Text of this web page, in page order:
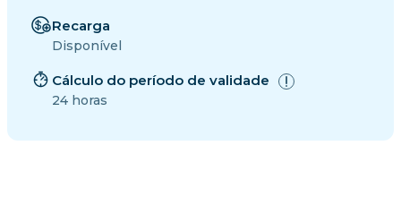
Recarga
Disponível
Cálculo do período de validade
24 horas